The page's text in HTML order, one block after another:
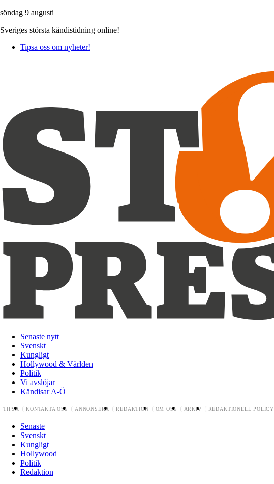
söndag 9 augusti
Sveriges största kändistidning online!
Tipsa oss om nyheter!
Senaste nytt
Svenskt
Kungligt
Hollywood & Världen
Politik
Vi avslöjar
Kändisar A-Ö
TIPSA KONTAKTA OSS ANNONSERA REDAKTION OM OSS ARKIV REDAKTIONELL POLICY
Senaste
Svenskt
Kungligt
Hollywood
Politik
Redaktion